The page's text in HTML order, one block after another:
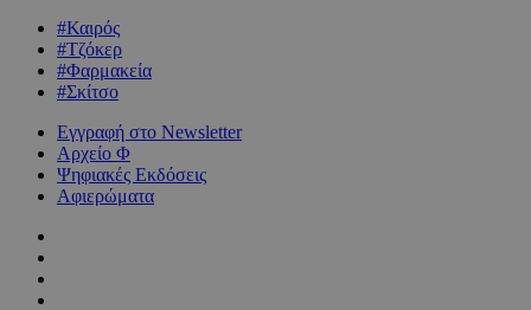
#Καιρός
#Τζόκερ
#Φαρμακεία
#Σκίτσο
Εγγραφή στο Newsletter
Αρχείο Φ
Ψηφιακές Εκδόσεις
Αφιερώματα